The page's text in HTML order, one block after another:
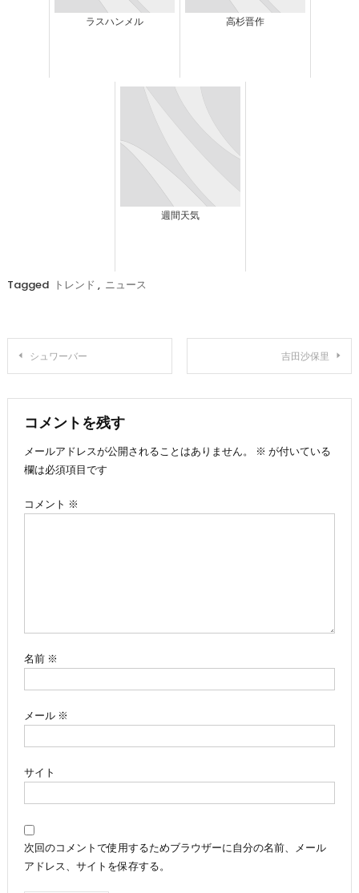
ラスハンメル 高杉晋作
週間天気
Tagged トレンド , ニュース
投
稿
ナ
ビ
ゲ
シュワーバー 吉田沙保里
コメントを残す
メールアドレスが公開されることはありません。
※ が付いている
欄は必須項目です
コメント ※
名前 ※
メール ※
サイト
次回のコメントで使用するためブラウザーに自分の名前、メール
アドレス、サイトを保存する。